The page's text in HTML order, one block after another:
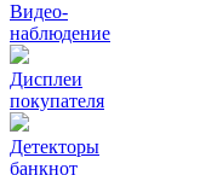
Видео‑
наблюдение
Дисплеи
покупателя
Детекторы
банкнот